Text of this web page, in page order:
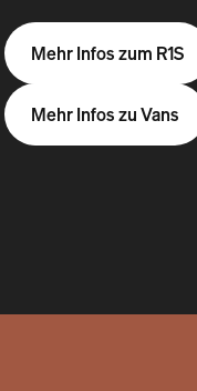
Mehr Infos zum R1S
Mehr Infos zu Vans